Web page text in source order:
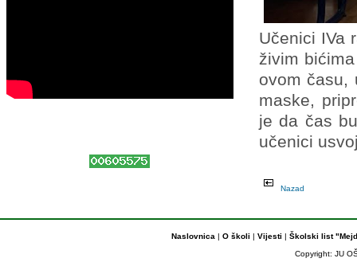
Učenici IVa
živim
ovom času,
maske,
je da čas
učenici
Nazad
Naslovnica | O školi | Vijesti | Školski list
Copyright: JU